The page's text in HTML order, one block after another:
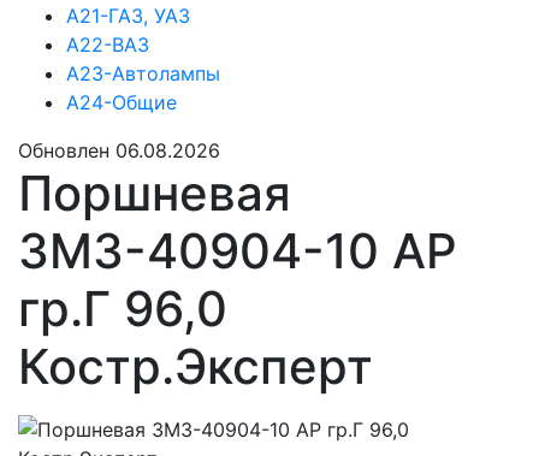
А21-ГАЗ, УАЗ
А22-ВАЗ
А23-Автолампы
А24-Общие
Обновлен 06.08.2026
Поршневая
ЗМЗ-40904-10 АР
гр.Г 96,0
Костр.Эксперт